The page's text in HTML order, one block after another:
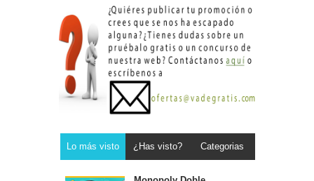
Lo más visto ¿Has visto? Categorias